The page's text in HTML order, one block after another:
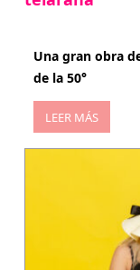
Una gran obra
de la 50°
LEER MÁS